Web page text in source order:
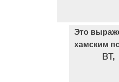
Это
хамским